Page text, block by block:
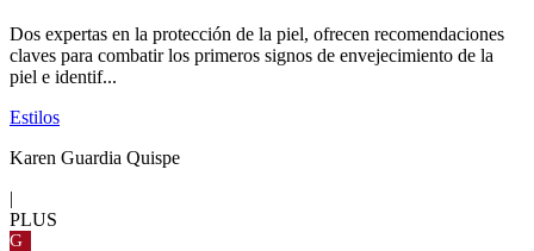
Dos expertas en la protección de la piel, ofrecen recomendaciones
claves para combatir los primeros signos de envejecimiento de la
piel e identif...
Estilos
Karen Guardia Quispe
|
PLUS
G